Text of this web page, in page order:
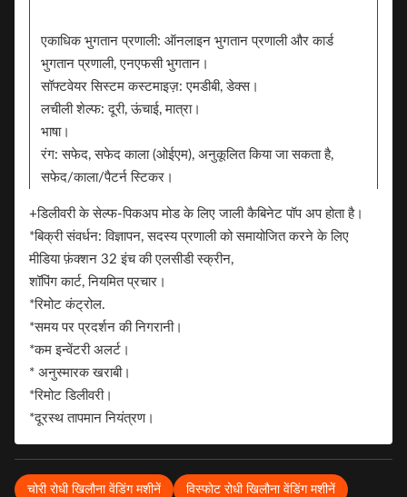
एकाधिक भुगतान प्रणाली: ऑनलाइन भुगतान प्रणाली और कार्ड
भुगतान प्रणाली, एनएफसी भुगतान।
सॉफ्टवेयर सिस्टम कस्टमाइज़: एमडीबी, डेक्स।
लचीली शेल्फ: दूरी, ऊंचाई, मात्रा।
भाषा।
रंग: सफेद, सफेद काला (ओईएम), अनुकूलित किया जा सकता है,
सफेद/काला/पैटर्न स्टिकर।
+डिलीवरी के सेल्फ-पिकअप मोड के लिए जाली कैबिनेट पॉप अप होता है।
*बिक्री संवर्धन: विज्ञापन, सदस्य प्रणाली को समायोजित करने के लिए
मीडिया फ़ंक्शन 32 इंच की एलसीडी स्क्रीन,
शॉपिंग कार्ट, नियमित प्रचार।
*रिमोट कंट्रोल.
*समय पर प्रदर्शन की निगरानी।
*कम इन्वेंटरी अलर्ट।
* अनुस्मारक खराबी।
*रिमोट डिलीवरी।
*दूरस्थ तापमान नियंत्रण।
चोरी रोधी खिलौना वेंडिंग मशीनें विस्फोट रोधी खिलौना वेंडिंग मशीनें